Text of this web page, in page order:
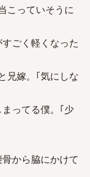
こっていそうに
ごく軽くなった
兄嫁。｢気にしな
ってる僕。｢少
から脇にかけて